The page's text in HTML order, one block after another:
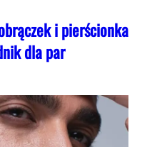
i pierścionka
dla par